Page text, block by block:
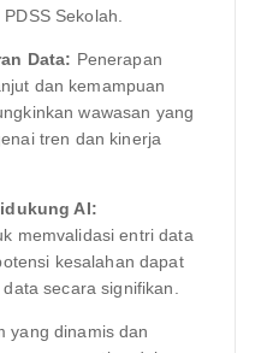
Sekolah.
Data: Penerapan
dan kemampuan
wawasan yang
tren dan kinerja
AI:
memvalidasi entri data
kesalahan dapat
secara signifikan.
yang dinamis dan